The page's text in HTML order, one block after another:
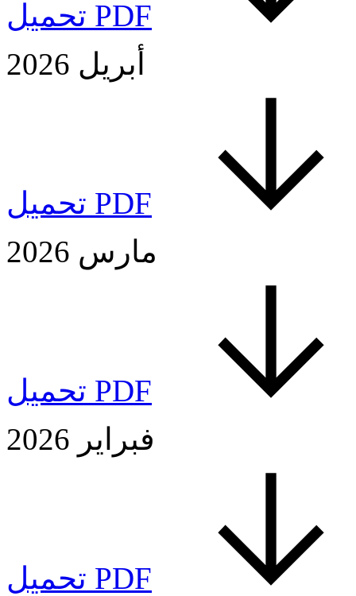
تحميل PDF
أبريل 2026
تحميل PDF
مارس 2026
تحميل PDF
فبراير 2026
تحميل PDF